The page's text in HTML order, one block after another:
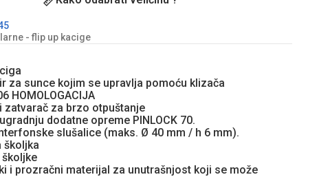
- flip up kacige
za sunce kojim se upravlja pomoću klizača
HOMOLOGACIJA
zatvarač za brzo otpuštanje
dodatne opreme PINLOCK 70.
slušalice (maks. Ø 40 mm / h 6 mm).
školjka
i prozračni materijal za unutrašnjost koji se može